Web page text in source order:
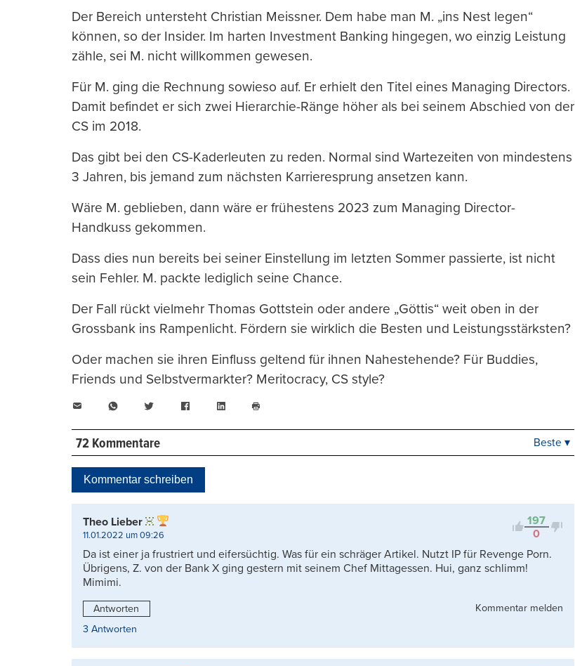
Der Bereich untersteht Christian Meissner. Dem habe man M. „ins Nest legen“
können, so der Insider. Im harten Investment Banking hingegen, wo einzig Leistung
zähle, sei M. nicht willkommen gewesen.
Für M. ging die Rechnung sowieso auf. Er erhielt den Titel eines Managing Directors.
Damit befindet er sich zwei Hierarchie-Ränge höher als bei seinem Abschied von der
CS im 2018.
Das gibt bei den CS-Kaderleuten zu reden. Normal sind Wartezeiten von mindestens
3 Jahren, bis jemand zum nächsten Karrieresprung ansetzen kann.
Wäre M. geblieben, dann wäre er frühestens 2023 zum Managing Director-
Handkuss gekommen.
Dass dies nun bereits bei seiner Einstellung im letzten Sommer passierte, ist nicht
sein Fehler. M. packte lediglich seine Chance.
Der Fall rückt vielmehr Thomas Gottstein oder andere „Göttis“ weit oben in der
Grossbank ins Rampenlicht. Fördern sie wirklich die Besten und Leistungsstärksten?
Oder machen sie ihren Einfluss geltend für ihnen Nahestehende? Für Buddies,
Friends und Selbstvermarkter? Meritocracy, CS style?
WhatsAppTwitter FacebookLinkedIn
drucken
72 Kommentare
Kontrovers
Beste ▾
Kommentar schreiben
197
0
Theo Lieber
11.01.2022 um 09:26
Da ist einer ja frustriert und eifersüchtig. Was für ein schräger Artikel. Nutzt IP für Revenge Porn.
Übrigens, Z. von der Bank X ging gestern mit seinem Chef Mittagessen. Hui, ganz schlimm!
Mimimi.
Antworten
Kommentar melden
3 Antworten